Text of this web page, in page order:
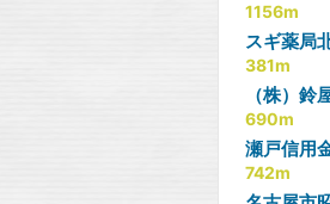
1156m
スギ薬局
381m
（株）鈴
690m
瀬戸信用
742m